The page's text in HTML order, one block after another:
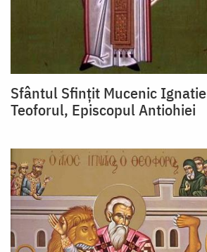
Sfântul Sfințit Mucenic Ignatie
Teoforul, Episcopul Antiohiei